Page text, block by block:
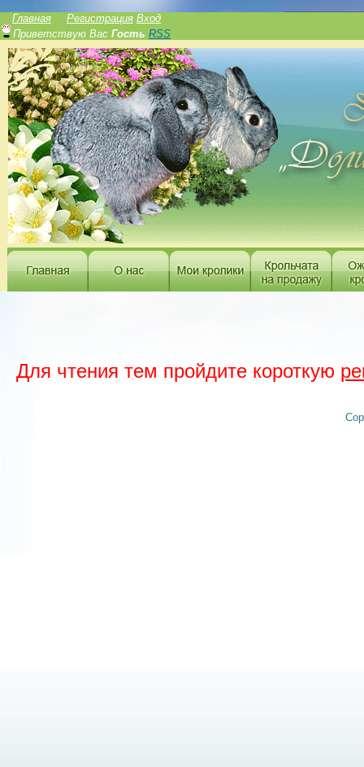
Главная
Регистрация Вход
Приветствую Вас Гость RSS
Для чтения тем пройдите короткую